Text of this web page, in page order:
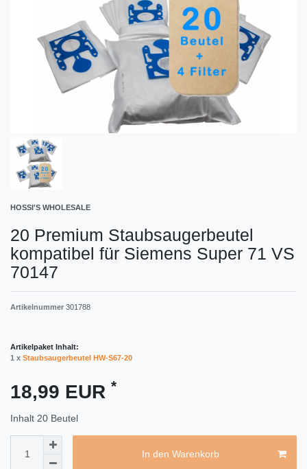
HOSSI'S WHOLESALE
20 Premium Staubsaugerbeutel
kompatibel für Siemens Super 71 VS
70147
Artikelnummer 301788
Artikelpaket Inhalt:
1 x Staubsaugerbeutel HW-S67-20
18,99 EUR *
Inhalt 20 Beutel
In den Warenkorb